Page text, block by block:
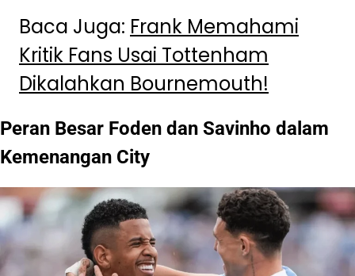
Baca Juga: Frank Memahami
Kritik Fans Usai Tottenham
Dikalahkan Bournemouth!
Peran Besar Foden dan Savinho dalam
Kemenangan City